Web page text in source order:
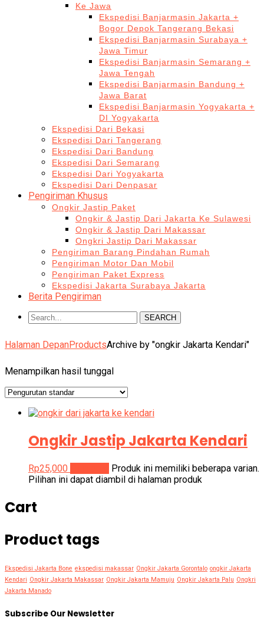
Ke Jawa
Ekspedisi Banjarmasin Jakarta +
Bogor Depok Tangerang Bekasi
Ekspedisi Banjarmasin Surabaya +
Jawa Timur
Ekspedisi Banjarmasin Semarang +
Jawa Tengah
Ekspedisi Banjarmasin Bandung +
Jawa Barat
Ekspedisi Banjarmasin Yogyakarta +
DI Yogyakarta
Ekspedisi Dari Bekasi
Ekspedisi Dari Tangerang
Ekspedisi Dari Bandung
Ekspedisi Dari Semarang
Ekspedisi Dari Yogyakarta
Ekspedisi Dari Denpasar
Pengiriman Khusus
Ongkir Jastip Paket
Ongkir & Jastip Dari Jakarta Ke Sulawesi
Ongkir & Jastip Dari Makassar
Ongkri Jastip Dari Makassar
Pengiriman Barang Pindahan Rumah
Pengiriman Motor Dan Mobil
Pengiriman Paket Express
Ekspedisi Jakarta Surabaya Jakarta
Berita Pengiriman
SEARCH
Halaman DepanProductsArchive by "ongkir Jakarta Kendari"
Menampilkan hasil tunggal
Ongkir Jastip Jakarta Kendari
Rp25,000
Produk ini memiliki beberapa varian.
Pilihan ini dapat diambil di halaman produk
Cart
Product tags
Ekspedisi Jakarta Bone ekspedisi makassar Ongkir Jakarta Gorontalo ongkir Jakarta
Kendari Ongkir Jakarta Makassar Ongkir Jakarta Mamuju Ongkir Jakarta Palu Ongkri
Jakarta Manado
Subscribe Our Newsletter